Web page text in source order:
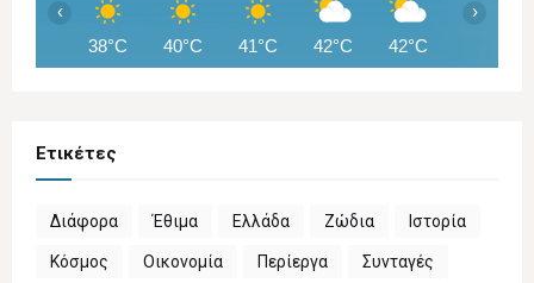
38°C 40°C 41°C 42°C 42°C
‹ ›
Ετικέτες
Διάφορα Έθιμα Ελλάδα Ζώδια Ιστορία
Κόσμος Οικονομία Περίεργα Συνταγές